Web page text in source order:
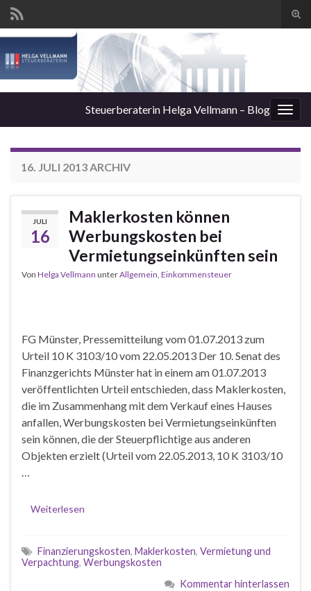
Steuerberaterin Helga Vellmann – Blog
16. JULI 2013ARCHIV
JULI
16
Maklerkosten können
Werbungskosten bei
Vermietungseinkünften sein
Von Helga Vellmann unterAllgemein, Einkommensteuer
FG Münster, Pressemitteilung vom 01.07.2013 zum
Urteil 10 K 3103/10 vom 22.05.2013 Der 10. Senat des
Finanzgerichts Münster hat in einem am 01.07.2013
veröffentlichten Urteil entschieden, dass Maklerkosten,
die im Zusammenhang mit dem Verkauf eines Hauses
anfallen, Werbungskosten bei Vermietungseinkünften
sein können, die der Steuerpflichtige aus anderen
Objekten erzielt (Urteil vom 22.05.2013, 10 K 3103/10
…
Weiterlesen
Finanzierungskosten, Maklerkosten, Vermietung und
Verpachtung, Werbungskosten
Kommentar hinterlassen